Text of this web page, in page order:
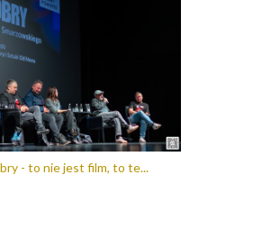
- to nie jest film, to te...